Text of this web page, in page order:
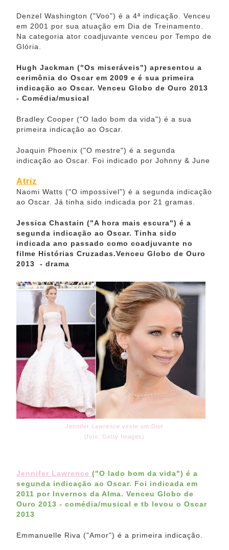
Denzel Washington ("Voo") é a 4ª indicação. Venceu
em 2001 por sua atuação em Dia de Treinamento.
Na categoria ator coadjuvante venceu por Tempo de
Glória.
Hugh Jackman ("Os miseráveis") apresentou a
cerimônia do Oscar em 2009 e é sua primeira
indicação ao Oscar. Venceu Globo de Ouro 2013
- Comédia/musical
Bradley Cooper ("O lado bom da vida") é a sua
primeira indicação ao Oscar.
Joaquin Phoenix ("O mestre") é a segunda
indicação ao Oscar. Foi indicado por Johnny & June
Atriz
Naomi Watts ("O impossível") é a segunda indicação
ao Oscar. Já tinha sido indicada por 21 gramas.
Jessica Chastain ("A hora mais escura") é a
segunda indicação ao Oscar. Tinha sido
indicada ano passado como coadjuvante no
filme Histórias Cruzadas.Venceu Globo de Ouro
2013 - drama
Jennifer Lawrence veste um Dior
(foto: Getty Images)
Jennifer Lawrence ("O lado bom da vida") é a
segunda indicação ao Oscar. Foi indicada em
2011 por Invernos da Alma. Venceu Globo de
Ouro 2013 - comédia/musical e tb levou o Oscar
2013
Emmanuelle Riva ("Amor") é a primeira indicação.